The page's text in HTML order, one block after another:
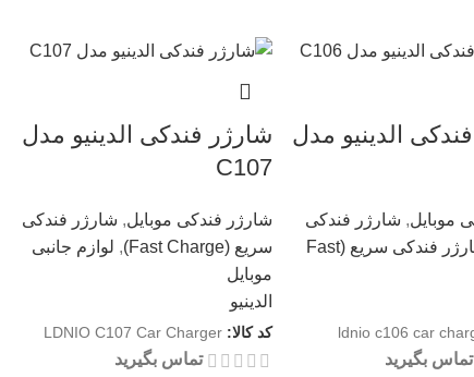
الدینیو مدل
موبایل, شارژر فندکی
شارژر فندکی سریع (Fast
ldnio c106 car
تماس بگیرید
شارژر فندکی الدینیو مدل
C107
شارژر فندکی موبایل, شارژر فندکی
سریع (Fast Charge)
, لوازم جانبی
موبایل
الدینیو
کد کالا: LDNIO C107 Car Charger
تماس بگیرید